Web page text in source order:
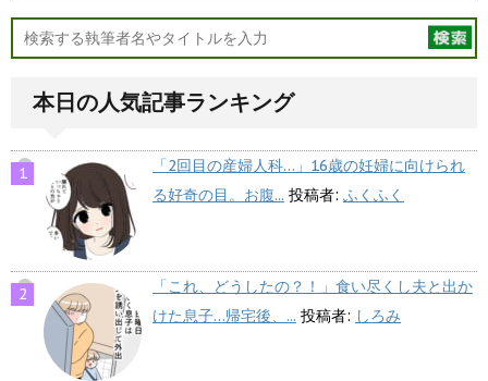
本日の人気記事ランキング
「2回目の産婦人科…」16歳の妊婦に向けられ
る好奇の目。お腹... 投稿者: ふくふく
「これ、どうしたの？！」食い尽くし夫と出か
けた息子…帰宅後、... 投稿者: しろみ